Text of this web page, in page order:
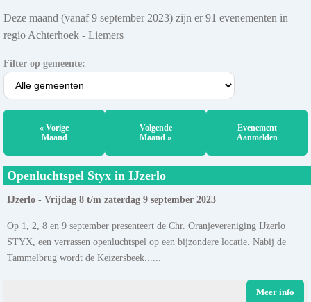
Deze maand (vanaf 9 september 2023) zijn er 91 evenementen in
regio Achterhoek - Liemers
Filter op gemeente:
« Vorige
Maand
Volgende
Maand »
Evenement
Aanmelden
Openluchtspel Styx in IJzerlo
IJzerlo - Vrijdag 8 t/m zaterdag 9 september 2023
Op 1, 2, 8 en 9 september presenteert de Chr. Oranjevereniging IJzerlo
STYX, een verrassen openluchtspel op een bijzondere locatie. Nabij de
Tammelbrug wordt de Keizersbeek......
Meer info